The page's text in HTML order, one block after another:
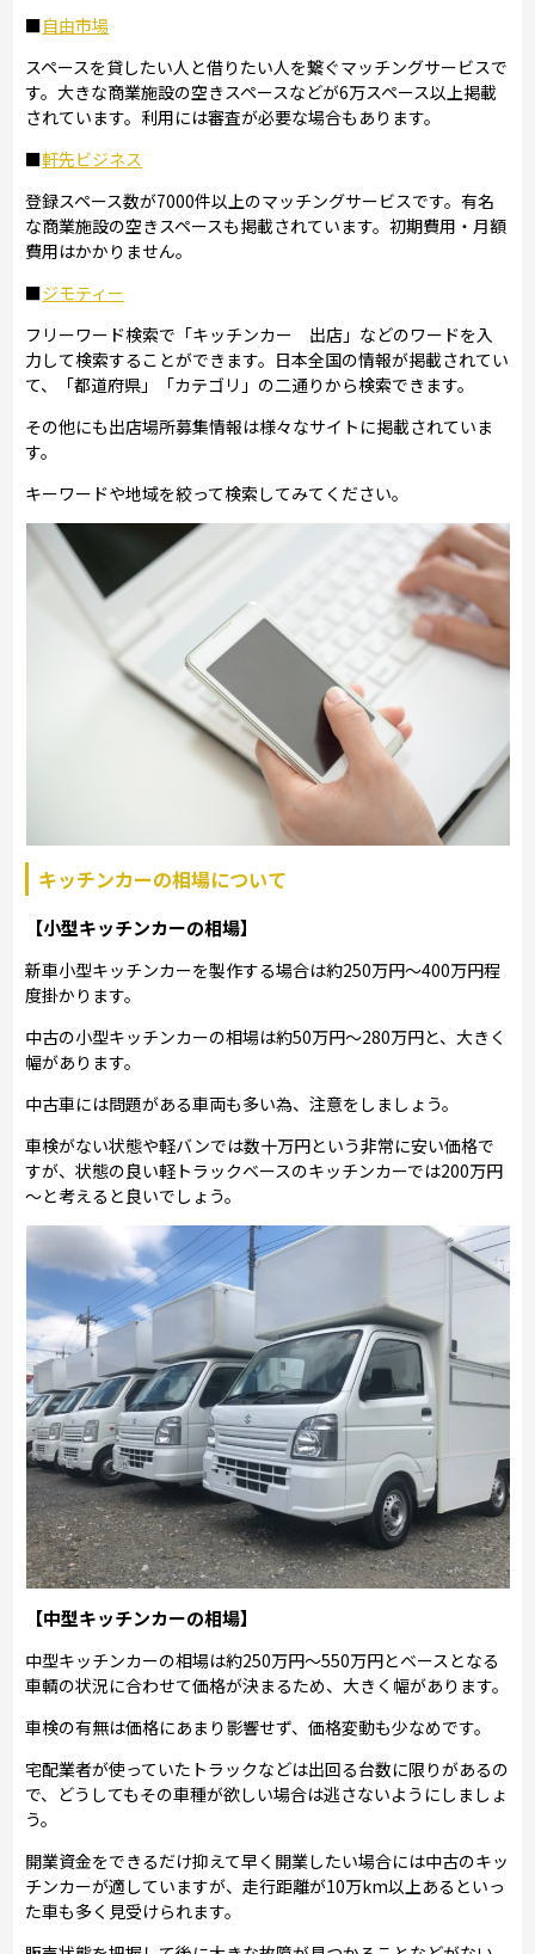
■自由市場
スペースを貸したい人と借りたい人を繋ぐマッチングサービスで
す。大きな商業施設の空きスペースなどが6万スペース以上掲載
されています。利用には審査が必要な場合もあります。
■軒先ビジネス
登録スペース数が7000件以上のマッチングサービスです。有名
な商業施設の空きスペースも掲載されています。初期費用・月額
費用はかかりません。
■ジモティー
フリーワード検索で「キッチンカー 出店」などのワードを入
力して検索することができます。日本全国の情報が掲載されてい
て、「都道府県」「カテゴリ」の二通りから検索できます。
その他にも出店場所募集情報は様々なサイトに掲載されていま
す。
キーワードや地域を絞って検索してみてください。
キッチンカーの相場について
【小型キッチンカーの相場】
新車小型キッチンカーを製作する場合は約250万円～400万円程
度掛かります。
中古の小型キッチンカーの相場は約50万円～280万円と、大きく
幅があります。
中古車には問題がある車両も多い為、注意をしましょう。
車検がない状態や軽バンでは数十万円という非常に安い価格で
すが、状態の良い軽トラックベースのキッチンカーでは200万円
～と考えると良いでしょう。
【中型キッチンカーの相場】
中型キッチンカーの相場は約250万円～550万円とベースとなる
車輌の状況に合わせて価格が決まるため、大きく幅があります。
車検の有無は価格にあまり影響せず、価格変動も少なめです。
宅配業者が使っていたトラックなどは出回る台数に限りがあるの
で、どうしてもその車種が欲しい場合は逃さないようにしましょ
う。
開業資金をできるだけ抑えて早く開業したい場合には中古のキッ
チンカーが適していますが、走行距離が10万km以上あるといっ
た車も多く見受けられます。